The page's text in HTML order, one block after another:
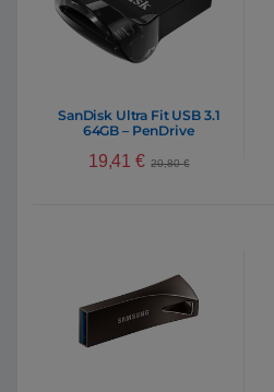
SanDisk Ultra Fit USB 3.1
64GB – PenDrive
19,41€ 20,80€